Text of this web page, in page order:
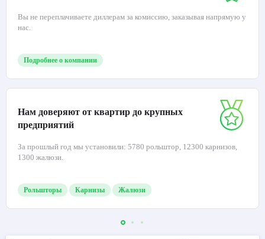
Вы не переплачиваете диллерам за комиссию, заказывая напрямую у
нас.
Подробнее о компании
Нам доверяют от квартир до крупных
предприятий
За прошлый год мы установили: 5780 рольштор, 12300 карнизов,
1300 жалюзи.
Рольшторы Карнизы Жалюзи